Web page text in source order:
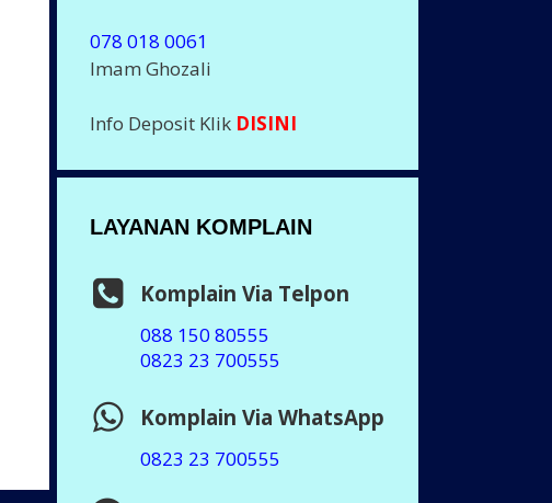
078 018 0061
Imam Ghozali
Info Deposit Klik DISINI
LAYANAN KOMPLAIN
Komplain Via Telpon
088 150 80555
0823 23 700555
Komplain Via WhatsApp
0823 23 700555